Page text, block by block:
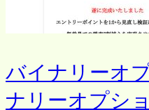
バイナリーオ
ナリーオプシ